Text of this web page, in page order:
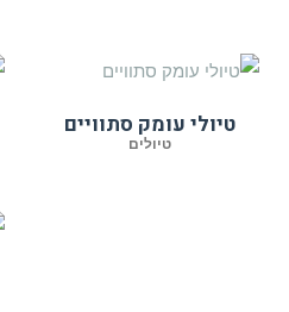
טיולי עומק סתוויים
טיולים